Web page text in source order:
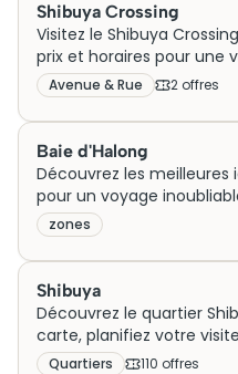
Shibuya Crossing
Visitez le Shibuya
prix et horaires pour une
vos billets dès maintenant !
Avenue & Rue 2 offres
Baie d'Halong
Découvrez les meilleures
pour un voyage
soit en famille, en couple
Generation Voyage vous
sorties sur l’eau et
emblématiques du
zones
Shibuya
Découvrez le quartier
carte, planifiez votre
incontournables à visiter.
Quartiers 110 offres